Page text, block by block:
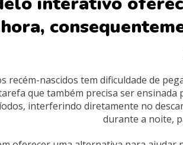
recém-nascidos tem dificuldade de
que também precisa ser
interferindo diretamente no
durante a noite,